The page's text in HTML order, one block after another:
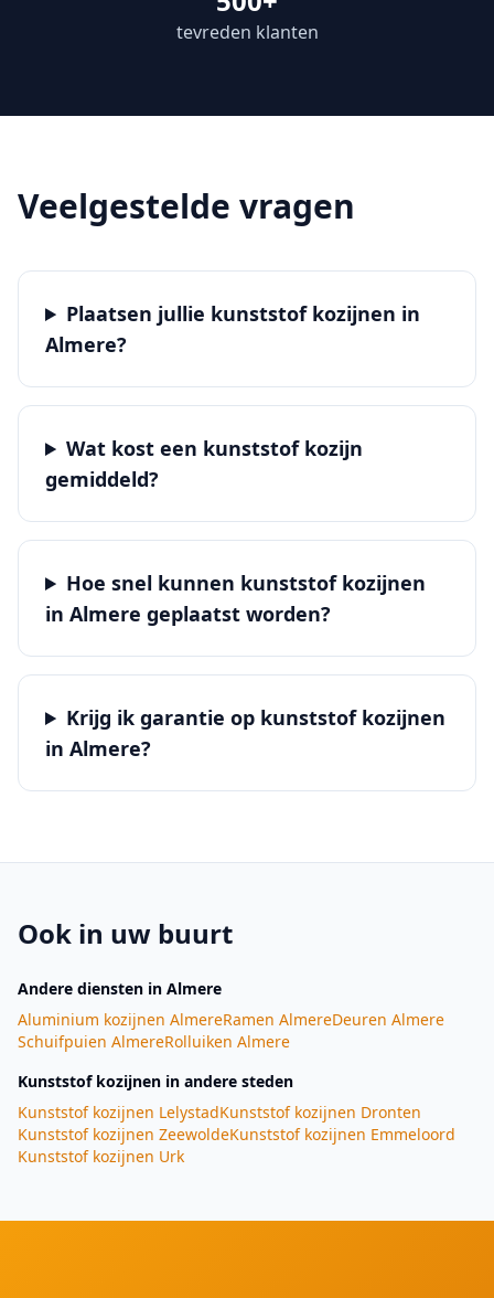
tevreden klanten
Veelgestelde vragen
Plaatsen jullie kunststof kozijnen in
Almere?
Wat kost een kunststof kozijn
gemiddeld?
Hoe snel kunnen kunststof kozijnen
in Almere geplaatst worden?
Krijg ik garantie op kunststof kozijnen
in Almere?
Ook in uw buurt
Andere diensten in Almere
Aluminium kozijnen AlmereRamen AlmereDeuren Almere
Schuifpuien AlmereRolluiken Almere
Kunststof kozijnen in andere steden
Kunststof kozijnen LelystadKunststof kozijnen Dronten
Kunststof kozijnen ZeewoldeKunststof kozijnen Emmeloord
Kunststof kozijnen Urk